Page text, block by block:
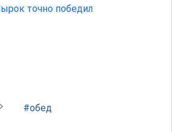
#обед